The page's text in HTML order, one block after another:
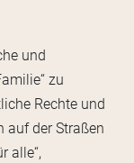
und
zu
Rechte und
auf der Straßen
alle“,